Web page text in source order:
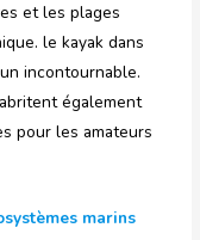
et les plages
le kayak dans
incontournable.
également
pour les amateurs
marins